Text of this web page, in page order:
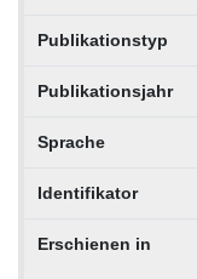
Publikationstyp
Publikationsjahr
Sprache
Identifikator
Erschienen in